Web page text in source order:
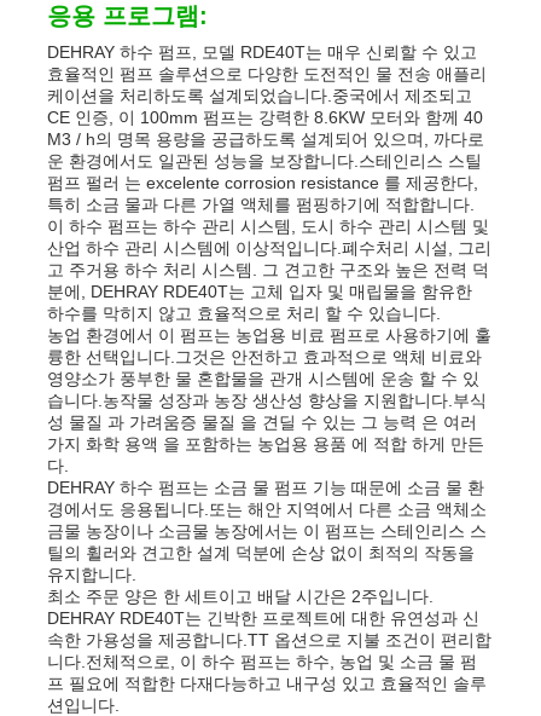
발전기 디젤 엔진
하수 펌프
응용 프로그램:
DEHRAY 하수 펌프, 모델 RDE40T는 매우 신뢰할 수 있고
효율적인 펌프 솔루션으로 다양한 도전적인 물 전송 애플리
케이션을 처리하도록 설계되었습니다.중국에서 제조되고
CE 인증, 이 100mm 펌프는 강력한 8.6KW 모터와 함께 40
M3 / h의 명목 용량을 공급하도록 설계되어 있으며, 까다로
운 환경에서도 일관된 성능을 보장합니다.스테인리스 스틸
펌프 펄러 는 excelente corrosion resistance 를 제공한다,
특히 소금 물과 다른 가열 액체를 펌핑하기에 적합합니다.
이 하수 펌프는 하수 관리 시스템, 도시 하수 관리 시스템 및
산업 하수 관리 시스템에 이상적입니다.폐수처리 시설, 그리
고 주거용 하수 처리 시스템. 그 견고한 구조와 높은 전력 덕
분에, DEHRAY RDE40T는 고체 입자 및 매립물을 함유한
하수를 막히지 않고 효율적으로 처리 할 수 있습니다.
농업 환경에서 이 펌프는 농업용 비료 펌프로 사용하기에 훌
륭한 선택입니다.그것은 안전하고 효과적으로 액체 비료와
영양소가 풍부한 물 혼합물을 관개 시스템에 운송 할 수 있
습니다.농작물 성장과 농장 생산성 향상을 지원합니다.부식
성 물질 과 가려움증 물질 을 견딜 수 있는 그 능력 은 여러
가지 화학 용액 을 포함하는 농업용 용품 에 적합 하게 만든
다.
DEHRAY 하수 펌프는 소금 물 펌프 기능 때문에 소금 물 환
경에서도 응용됩니다.또는 해안 지역에서 다른 소금 액체소
금물 농장이나 소금물 농장에서는 이 펌프는 스테인리스 스
틸의 휠러와 견고한 설계 덕분에 손상 없이 최적의 작동을
유지합니다.
최소 주문 양은 한 세트이고 배달 시간은 2주입니다.
DEHRAY RDE40T는 긴박한 프로젝트에 대한 유연성과 신
속한 가용성을 제공합니다.TT 옵션으로 지불 조건이 편리합
니다.전체적으로, 이 하수 펌프는 하수, 농업 및 소금 물 펌
프 필요에 적합한 다재다능하고 내구성 있고 효율적인 솔루
션입니다.